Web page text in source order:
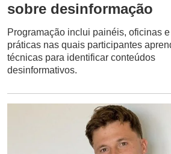
sobre desinformação
Programação inclui painéis, oficinas
práticas nas quais participantes
técnicas para identificar conteúdos
desinformativos.